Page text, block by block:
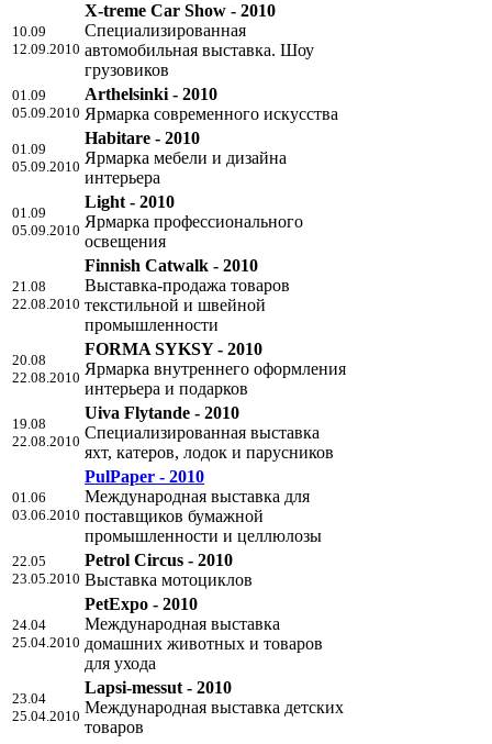
10.09
12.09.2010
X-treme Car Show - 2010
Специализированная
автомобильная выставка. Шоу
грузовиков
01.09
05.09.2010
Arthelsinki - 2010
Ярмарка современного искусства
01.09
05.09.2010
Habitare - 2010
Ярмарка мебели и дизайна
интерьера
01.09
05.09.2010
Light - 2010
Ярмарка профессионального
освещения
21.08
22.08.2010
Finnish Catwalk - 2010
Выставка-продажа товаров
текстильной и швейной
промышленности
20.08
22.08.2010
FORMA SYKSY - 2010
Ярмарка внутреннего оформления
интерьера и подарков
19.08
22.08.2010
Uiva Flytande - 2010
Специализированная выставка
яхт, катеров, лодок и парусников
01.06
03.06.2010
PulPaper - 2010
Международная выставка для
поставщиков бумажной
промышленности и целлюлозы
22.05
23.05.2010
Petrol Circus - 2010
Выставка мотоциклов
24.04
25.04.2010
PetExpo - 2010
Международная выставка
домашних животных и товаров
для ухода
23.04
25.04.2010
Lapsi-messut - 2010
Международная выставка детских
товаров